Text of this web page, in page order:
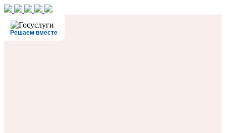
Решаем вместе